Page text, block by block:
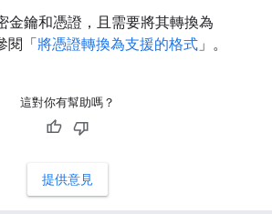
金鑰和憑證，且需要將其轉換為
閱「將憑證轉換為支援的格式 」。
這對你有幫助嗎？
提供意見